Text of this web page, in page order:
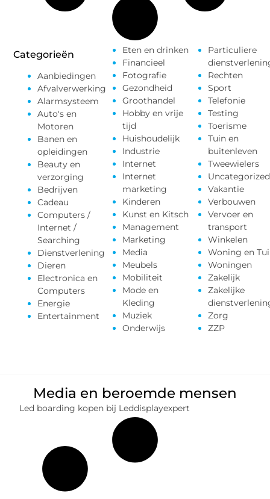
Categorieën
Aanbiedingen
Afvalverwerking
Alarmsysteem
Auto's en
Motoren
Banen en
opleidingen
Beauty en
verzorging
Bedrijven
Cadeau
Computers /
Internet /
Searching
Dienstverlening
Dieren
Electronica en
Computers
Energie
Entertainment
Eten en drinken
Financieel
Fotografie
Gezondheid
Groothandel
Hobby en vrije
tijd
Huishoudelijk
Industrie
Internet
Internet
marketing
Kinderen
Kunst en Kitsch
Management
Marketing
Media
Meubels
Mobiliteit
Mode en
Kleding
Muziek
Onderwijs
Particuliere
Rechten
Sport
Telefonie
Testing
Toerisme
Tuin en
buitenleven
Tweewielers
Uncategorized
Vakantie
Verbouwen
Vervoer en
transport
Winkelen
Woning en
Woningen
Zakelijk
Zakelijke
Zorg
ZZP
Media en beroemde mensen
Led boarding kopen bij Leddisplayexpert